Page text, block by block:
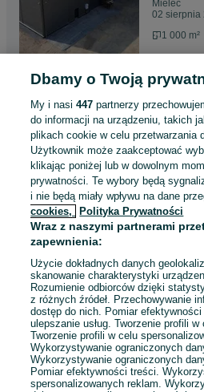
Mielec
02 sierpnia
1 000 m²
HALA
sztat
649 000
Krosno
02 sierpnia
1 000 m²
HALA
Nowy Sącz
02 sierpnia
1 000 m²
Dbamy o Twoją
My i nasi447 partnerzy
do informacji na urządzeniu, takich
plikach cookie w celu przetwarzania
Użytkownik może zaakceptować
klikając poniżej lub w dowolnym
prywatności. Te wybory będą
i nie będą miały wpływu na dane
cookies,
Polityka Prywatności
Wraz z naszymi partnerami
zapewnienia:
Użycie dokładnych danych
skanowanie charakterystyki
Rozumienie odbiorców dzięki
z różnych źródeł. Przechowywanie
dostęp do nich. Pomiar
ulepszanie usług. Tworzenie profili
Tworzenie profili w celu
Wykorzystywanie ograniczonych
Wykorzystywanie ograniczonych
Pomiar efektywności treści.
spersonalizowanych reklam.